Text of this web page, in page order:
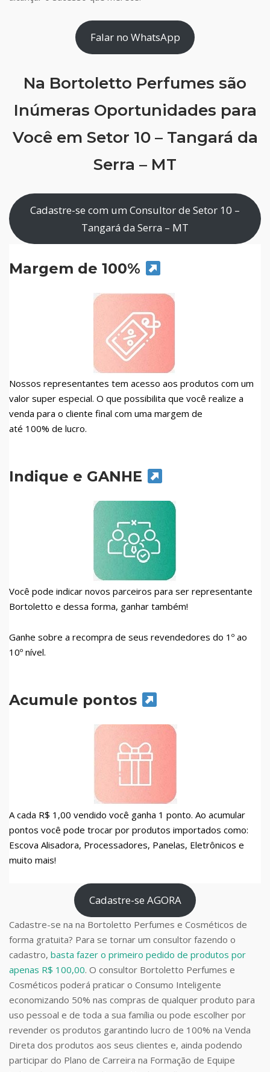
Falar no WhatsApp
Na Bortoletto Perfumes são
Inúmeras Oportunidades para
Você em Setor 10 – Tangará da
Serra – MT
Cadastre-se com um Consultor de Setor 10 –
Tangará da Serra – MT
Margem de 100%
Nossos representantes tem acesso aos produtos com um
valor super especial. O que possibilita que você realize a
venda para o cliente final com uma margem de
até 100% de lucro.
Indique e GANHE
Você pode indicar novos parceiros para ser representante
Bortoletto e dessa forma, ganhar também!
Ganhe sobre a recompra de seus revendedores do 1º ao
10º nível.
Acumule pontos
A cada R$ 1,00 vendido você ganha 1 ponto. Ao acumular
pontos você pode trocar por produtos importados como:
Escova Alisadora, Processadores, Panelas, Eletrônicos e
muito mais!
Cadastre-se AGORA
Cadastre-se na na Bortoletto Perfumes e Cosméticos de
forma gratuita? Para se tornar um consultor fazendo o
cadastro, basta fazer o primeiro pedido de produtos por
apenas R$ 100,00. O consultor Bortoletto Perfumes e
Cosméticos poderá praticar o Consumo Inteligente
economizando 50% nas compras de qualquer produto para
uso pessoal e de toda a sua família ou pode escolher por
revender os produtos garantindo lucro de 100% na Venda
Direta dos produtos aos seus clientes e, ainda podendo
participar do Plano de Carreira na Formação de Equipe